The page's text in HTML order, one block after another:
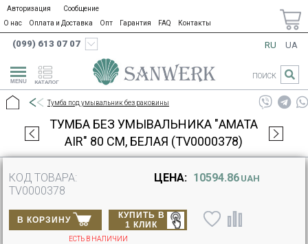
Авторизация
Сообщение
О нас
Оплата и Доставка Опт Гарантия FAQ Контакты
(099) 613 07 07
КАТАЛОГ
RU UA
ПОИСК
Тумба под умывальник без раковины
ТУМБА БЕЗ УМЫВАЛЬНИКА "АМАТА
AIR" 80 СМ, БЕЛАЯ (TV0000378)
КОД ТОВАРА:
TV0000378
ЦЕНА: 10594.86 UAH
В КОРЗИНУ
КУПИТЬ В
1 КЛИК
ЕСТЬ В НАЛИЧИИ